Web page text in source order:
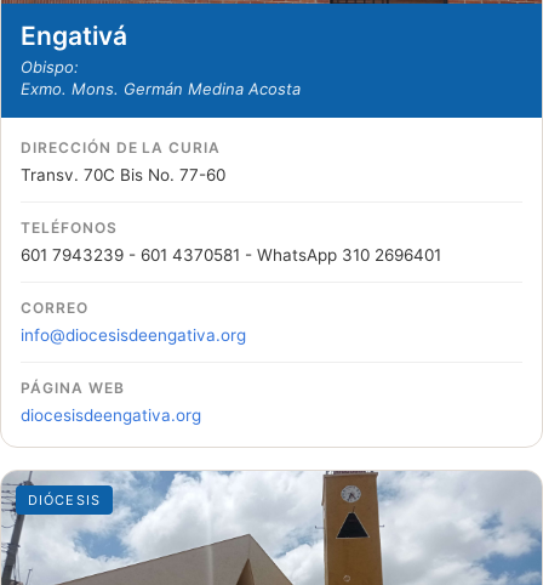
Engativá
Obispo:
Exmo. Mons. Germán Medina Acosta
DIRECCIÓN DE LA CURIA
Transv. 70C Bis No. 77-60
TELÉFONOS
601 7943239 - 601 4370581 - WhatsApp 310 2696401
CORREO
info@diocesisdeengativa.org
PÁGINA WEB
diocesisdeengativa.org
DIÓCESIS